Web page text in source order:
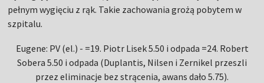
pełnym wygięciu z rąk. Takie zachowania grożą pobytem w
szpitalu.
Eugene: PV (el.) - =19. Piotr Lisek 5.50 i odpada =24. Robert
Sobera 5.50 i odpada (Duplantis, Nilsen i Zernikel przeszli
przez eliminacje bez strącenia, awans dało 5.75).